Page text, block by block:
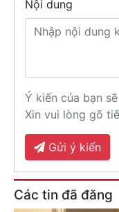
Nội dung
Ý kiến của bạn
Xin vui lòng gõ
Gửi ý kiến
Các tin đã đăng